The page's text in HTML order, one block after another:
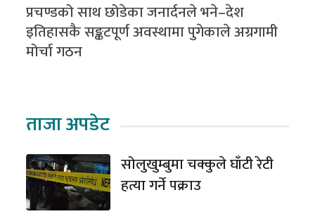
प्रचण्डको साथ छोडेका जनार्दनले भने–देश
इतिहासकै सङ्कटपूर्ण अवस्थामा पुगेकाले अग्रगामी
मोर्चा गठन
ताजा अपडेट
सोलुखुम्बुमा चक्कुले घाँटी रेटी
हत्या गर्ने पक्राउ